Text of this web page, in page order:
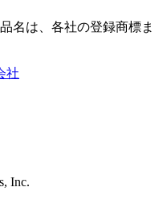
名は、各社の登録商標ま
Inc.